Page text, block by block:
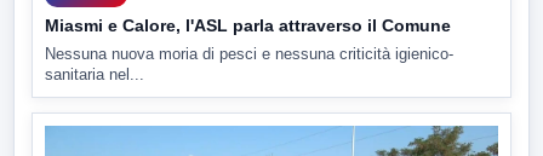
Miasmi e Calore, l'ASL parla attraverso il Comune
Nessuna nuova moria di pesci e nessuna criticità igienico-
sanitaria nel...